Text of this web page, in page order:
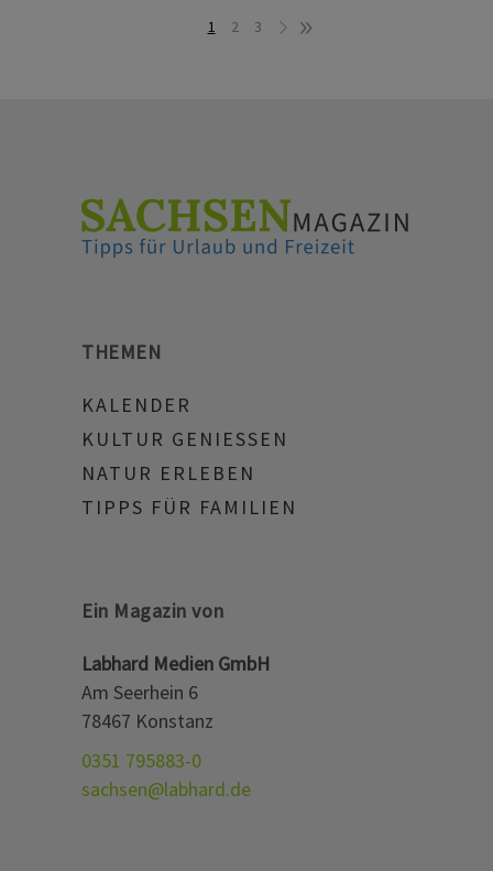
1 2 3
THEMEN
KALENDER
KULTUR GENIESSEN
NATUR ERLEBEN
TIPPS FÜR FAMILIEN
Ein Magazin von
Labhard Medien GmbH
Am Seerhein 6
78467 Konstanz
0351 795883-0
sachsen@labhard.de